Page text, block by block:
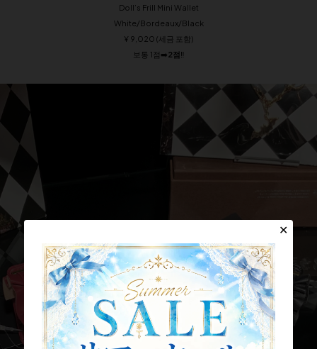
✕
✕
Doll’s Frill Mini Wallet
White/Bordeaux/Black
¥ 9,020 (세금 포함)
보통 1점➡️2점‼️